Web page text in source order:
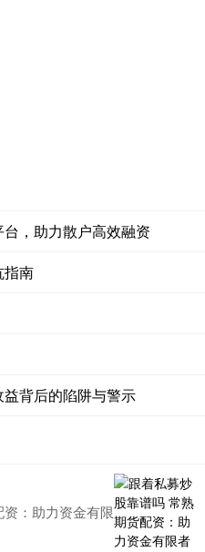
，助力散户高效融资
指南
背后的陷阱与警示
：助力资金有限